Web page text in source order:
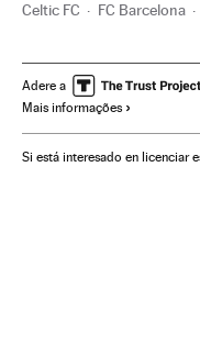
Celtic FC FC Barcelona
Champions League 2016/
Competições
Adere a
Mais informações
Si está interesado en licenciar